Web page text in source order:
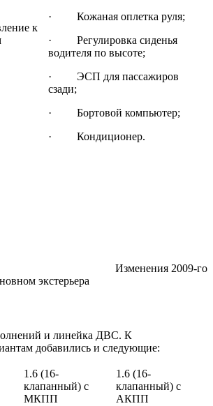
к
· Кожаная оплетка руля;
· Регулировка сиденья
водителя по высоте;
· ЭСП для пассажиров
сзади;
· Бортовой компьютер;
· Кондиционер.
Изменения 2009-го
экстерьера
и линейка ДВС. К
добавились и следующие:
1.6 (16-
клапанный) с
МКПП
1.6 (16-
клапанный) с
АКПП